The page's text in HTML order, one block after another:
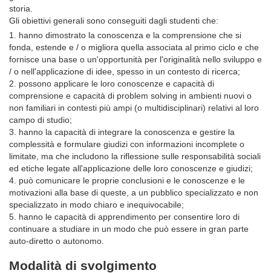
storia.
Gli obiettivi generali sono conseguiti dagli studenti che:
1. hanno dimostrato la conoscenza e la comprensione che si
fonda, estende e / o migliora quella associata al primo ciclo e che
fornisce una base o un'opportunità per l'originalità nello sviluppo e
/ o nell'applicazione di idee, spesso in un contesto di ricerca;
2. possono applicare le loro conoscenze e capacità di
comprensione e capacità di problem solving in ambienti nuovi o
non familiari in contesti più ampi (o multidisciplinari) relativi al loro
campo di studio;
3. hanno la capacità di integrare la conoscenza e gestire la
complessità e formulare giudizi con informazioni incomplete o
limitate, ma che includono la riflessione sulle responsabilità sociali
ed etiche legate all'applicazione delle loro conoscenze e giudizi;
4. può comunicare le proprie conclusioni e le conoscenze e le
motivazioni alla base di queste, a un pubblico specializzato e non
specializzato in modo chiaro e inequivocabile;
5. hanno le capacità di apprendimento per consentire loro di
continuare a studiare in un modo che può essere in gran parte
auto-diretto o autonomo.
Modalità di svolgimento